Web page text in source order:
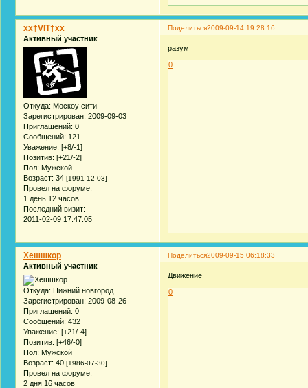
Поделиться2009-09-14 19:28:16
xx†VIT†xx
Активный участник
Откуда: Москоу сити
Зарегистрирован: 2009-09-03
Приглашений: 0
Сообщений: 121
Уважение: [+8/-1]
Позитив: [+21/-2]
Пол: Мужской
Возраст: 34 [1991-12-03]
Провел на форуме:
1 день 12 часов
Последний визит:
2011-02-09 17:47:05
разум
0
Поделиться2009-09-15 06:18:33
Хешшкор
Активный участник
Откуда: Нижний новгород
Зарегистрирован: 2009-08-26
Приглашений: 0
Сообщений: 432
Уважение: [+21/-4]
Позитив: [+46/-0]
Пол: Мужской
Возраст: 40 [1986-07-30]
Провел на форуме:
2 дня 16 часов
Движение
0